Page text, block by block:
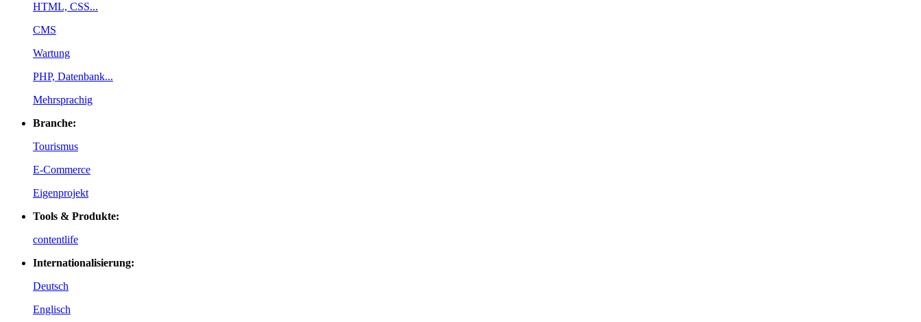
HTML, CSS...
CMS
Wartung
PHP, Datenbank...
Mehrsprachig
Branche:
Tourismus
E-Commerce
Eigenprojekt
Tools & Produkte:
contentlife
Internationalisierung:
Deutsch
Englisch